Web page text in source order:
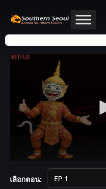
เลือกตอน: